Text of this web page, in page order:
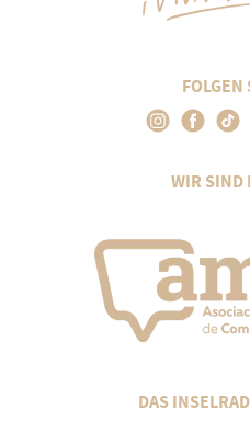
FOLGEN
WIR SIND
DAS